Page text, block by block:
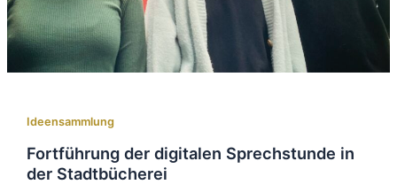
Ideensammlung
Fortführung der digitalen Sprechstunde in
der Stadtbücherei